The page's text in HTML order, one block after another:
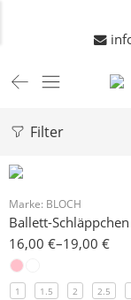
Filter
Marke: BLOCH
Ballett-
16,00 €–19,00 €
1 1.5 2 2.5